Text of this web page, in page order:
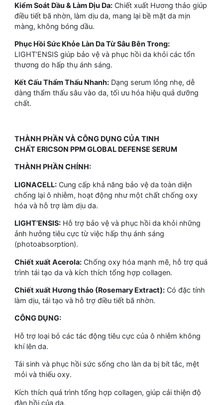
Kiểm Soát Dầu & Làm Dịu Da: Chiết xuất Hương thảo giúp
điều tiết bã nhờn, làm dịu da, mang lại bề mặt da mịn
màng, không bóng dầu.
Phục Hồi Sức Khỏe Làn Da Từ Sâu Bên Trong:
LIGHT’ENSIS giúp bảo vệ và phục hồi da khỏi các tổn
thương do hấp thụ ánh sáng.
Kết Cấu Thẩm Thấu Nhanh: Dạng serum lỏng nhẹ, dễ
dàng thẩm thấu sâu vào da, tối ưu hóa hiệu quả dưỡng
chất.
THÀNH PHẦN VÀ CÔNG DỤNG CỦA TINH
CHẤT ERICSON PPM GLOBAL DEFENSE SERUM
THÀNH PHẦN CHÍNH:
LIGNACELL: Cung cấp khả năng bảo vệ da toàn diện
chống lại ô nhiễm, hoạt động như một chất chống oxy
hóa và hỗ trợ làm dịu da.
LIGHT’ENSIS: Hỗ trợ bảo vệ và phục hồi da khỏi những
ảnh hưởng tiêu cực từ việc hấp thụ ánh sáng
(photoabsorption).
Chiết xuất Acerola: Chống oxy hóa mạnh mẽ, hỗ trợ quá
trình tái tạo da và kích thích tổng hợp collagen.
Chiết xuất Hương thảo (Rosemary Extract): Có đặc tính
làm dịu, tái tạo và hỗ trợ điều tiết bã nhờn.
CÔNG DỤNG:
Hỗ trợ loại bỏ các tác động tiêu cực của ô nhiễm không
khí lên da.
Tái sinh và phục hồi sức sống cho làn da bị bít tắc, mệt
mỏi và thiếu oxy.
Kích thích quá trình tổng hợp collagen, giúp cải thiện độ
đàn hồi của da.